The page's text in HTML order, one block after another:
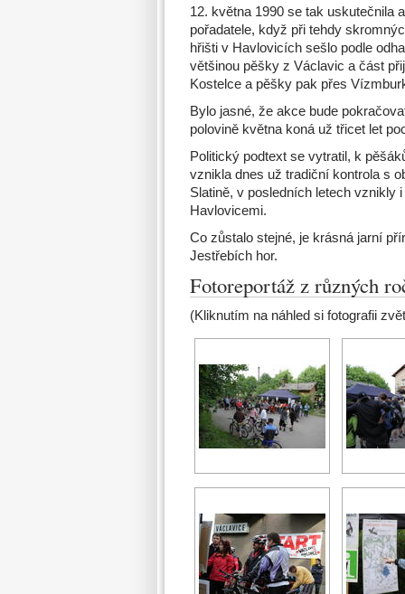
12. května 1990 se tak uskutečnila
pořadatele, když při tehdy
hřišti v Havlovicích sešlo podle
většinou pěšky z Václavic a část
Kostelce a pěšky pak přes
Bylo jasné, že akce bude
polovině května koná už třicet let
Politický podtext se vytratil, k
vznikla dnes už tradiční kontrola s
Slatině, v posledních letech vznikly
Havlovicemi.
Co zůstalo stejné, je krásná jarní
Jestřebích hor.
Fotoreportáž z různých
(Kliknutím na náhled si fotografii